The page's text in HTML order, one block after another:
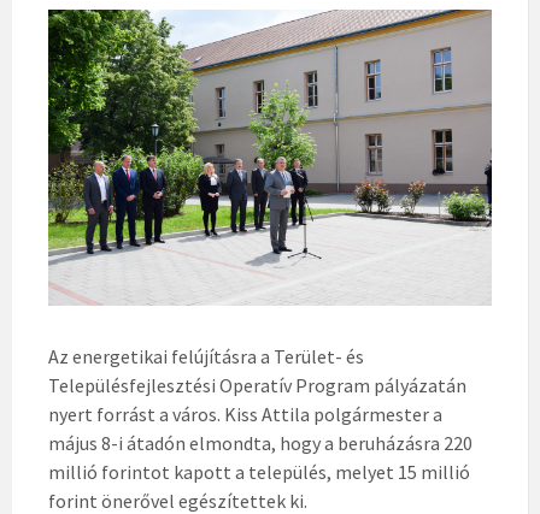
Az energetikai felújításra a Terület- és
Településfejlesztési Operatív Program pályázatán
nyert forrást a város. Kiss Attila polgármester a
május 8-i átadón elmondta, hogy a beruházásra 220
millió forintot kapott a település, melyet 15 millió
forint önerővel egészítettek ki.